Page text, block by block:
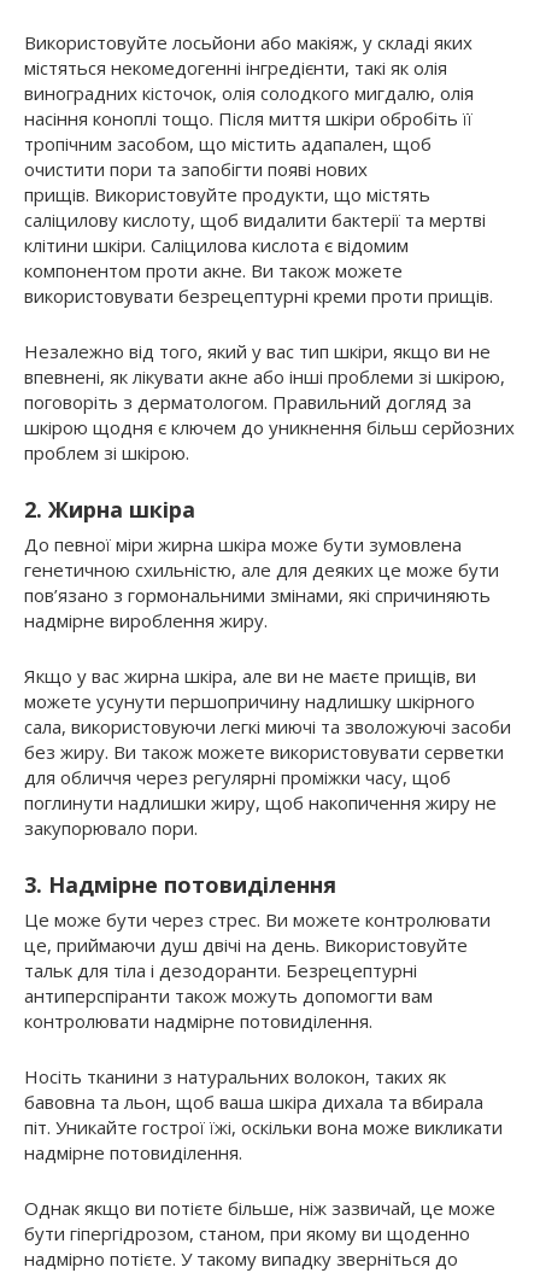
Використовуйте лосьйони або макіяж, у складі яких
містяться некомедогенні інгредієнти, такі як олія
виноградних кісточок, олія солодкого мигдалю, олія
насіння коноплі тощо. Після миття шкіри обробіть її
тропічним засобом, що містить адапален, щоб
очистити пори та запобігти появі нових
прищів. Використовуйте продукти, що містять
саліцилову кислоту, щоб видалити бактерії та мертві
клітини шкіри. Саліцилова кислота є відомим
компонентом проти акне. Ви також можете
використовувати безрецептурні креми проти прищів.
Незалежно від того, який у вас тип шкіри, якщо ви не
впевнені, як лікувати акне або інші проблеми зі шкірою,
поговоріть з дерматологом. Правильний догляд за
шкірою щодня є ключем до уникнення більш серйозних
проблем зі шкірою.
2. Жирна шкіра
До певної міри жирна шкіра може бути зумовлена ​​
генетичною схильністю, але для деяких це може бути
пов’язано з гормональними змінами, які спричиняють
надмірне вироблення жиру.
Якщо у вас жирна шкіра, але ви не маєте прищів, ви
можете усунути першопричину надлишку шкірного
сала, використовуючи легкі миючі та зволожуючі засоби
без жиру. Ви також можете використовувати серветки
для обличчя через регулярні проміжки часу, щоб
поглинути надлишки жиру, щоб накопичення жиру не
закупорювало пори.
3. Надмірне потовиділення
Це може бути через стрес. Ви можете контролювати
це, приймаючи душ двічі на день. Використовуйте
тальк для тіла і дезодоранти. Безрецептурні
антиперспіранти також можуть допомогти вам
контролювати надмірне потовиділення.
Носіть тканини з натуральних волокон, таких як
бавовна та льон, щоб ваша шкіра дихала та вбирала
піт. Уникайте гострої їжі, оскільки вона може викликати
надмірне потовиділення.
Однак якщо ви потієте більше, ніж зазвичай, це може
бути гіпергідрозом, станом, при якому ви щоденно
надмірно потієте. У такому випадку зверніться до